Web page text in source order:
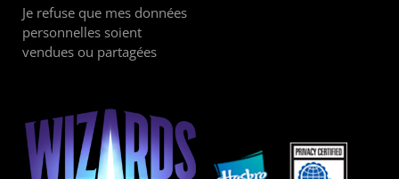
Je refuse que mes données
personnelles soient
vendues ou partagées